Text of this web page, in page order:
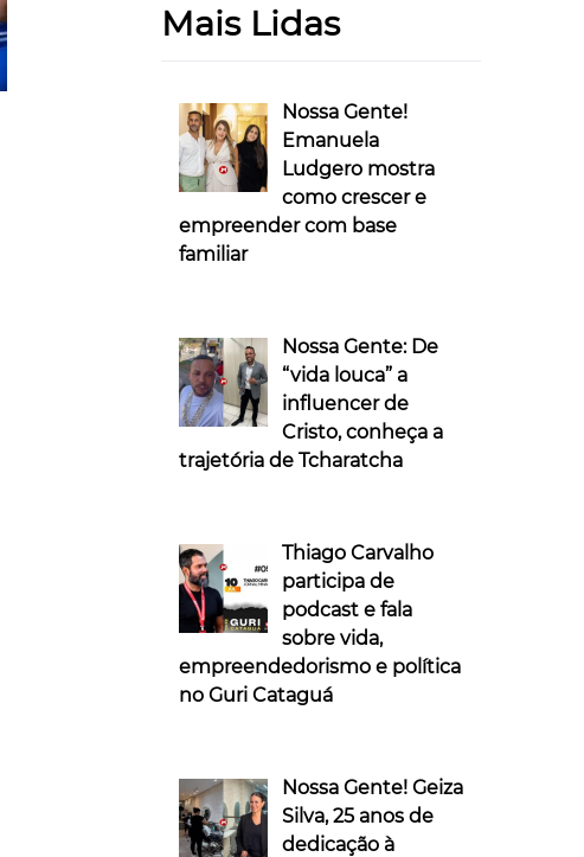
Mais Lidas
Nossa Gente!
Emanuela
Ludgero mostra
como crescer e
empreender com base
familiar
Nossa Gente: De
“vida louca” a
influencer de
Cristo, conheça a
trajetória de Tcharatcha
Thiago Carvalho
participa de
podcast e fala
sobre vida,
empreendedorismo e política
no Guri Cataguá
Nossa Gente! Geiza
Silva, 25 anos de
dedicação à